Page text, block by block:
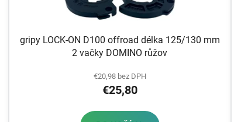
gripy LOCK-ON D100 offroad délka 125/130 mm
2 vačky DOMINO růžov
€20,98 bez DPH
€25,80